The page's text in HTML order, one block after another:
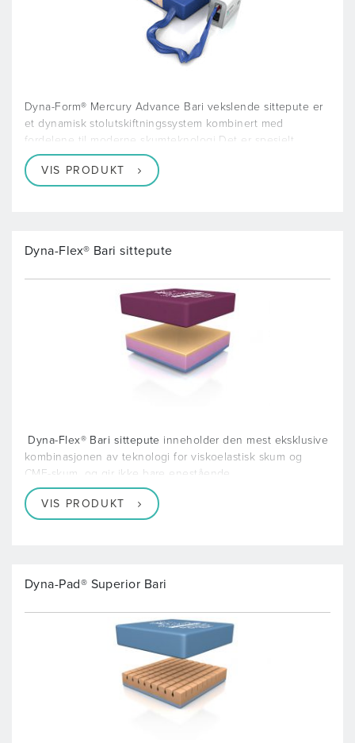
Dyna-Form® Mercury Advance Bari vekslende sittepute er
et dynamisk stolutskiftningssystem kombinert med
fordelene til moderne skumteknologi Det er spesielt
VIS PRODUKT
Dyna-Flex® Bari sittepute
Dyna-Flex® Bari sittepute inneholder den mest eksklusive
kombinasjonen av teknologi for viskoelastisk skum og
CME-skum, og gir ikke bare enestående
VIS PRODUKT
Dyna-Pad® Superior Bari